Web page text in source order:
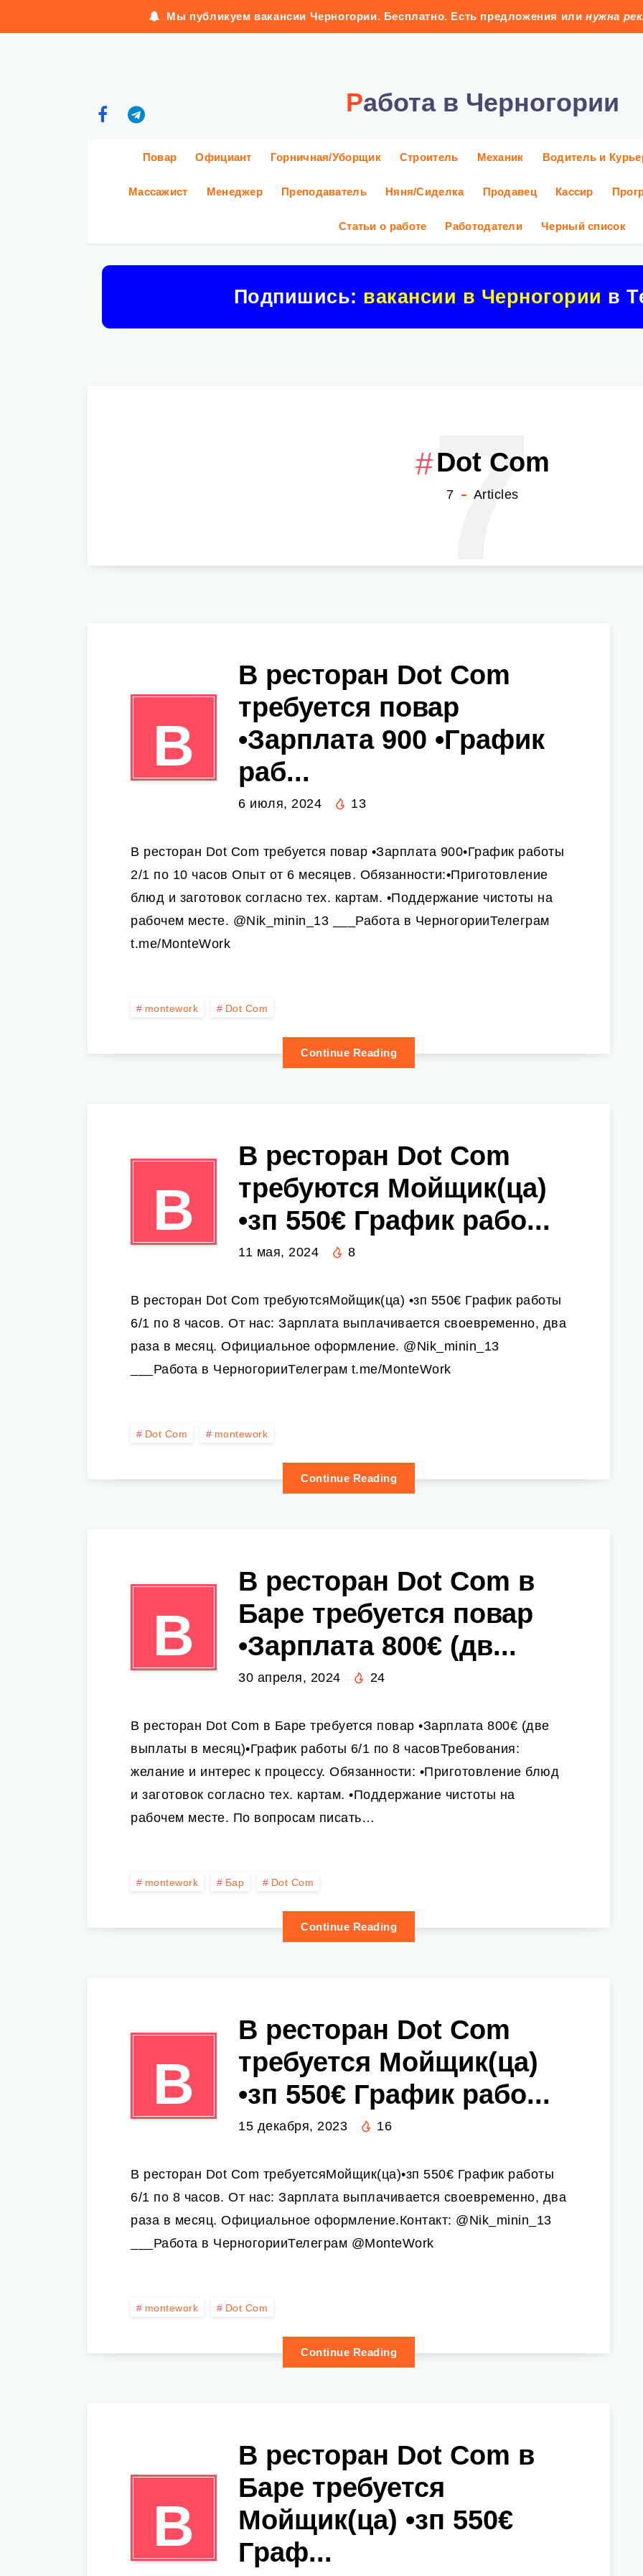
Мы публикуем вакансии Черногории. Бесплатно. Есть предложения или нужна
Работа в Черногории
Повар Официант Горничная/Уборщик Строитель Механик Водитель и
Массажист Менеджер Преподаватель Няня/Сиделка Продавец Кассир
Статьи о работе Работодатели Черный список
Подпишись: вакансии в Черногории в
Dot Com
7 Articles
7
В
В ресторан Dot Com
требуется повар
•Зарплата 900 •График
раб...
6 июля, 2024 13
В ресторан Dot Com требуется повар •Зарплата 900•График работы
2/1 по 10 часов Опыт от 6 месяцев. Обязанности:•Приготовление
блюд и заготовок согласно тех. картам. •Поддержание чистоты на
рабочем месте. @Nik_minin_13 ___Работа в ЧерногорииТелеграм
t.me/MonteWork
montework Dot Com
Continue Reading
В
В ресторан Dot Com
требуются Мойщик(ца)
•зп 550€ График рабо...
11 мая, 2024 8
В ресторан Dot Com требуютсяМойщик(ца) •зп 550€ График работы
6/1 по 8 часов. От нас: Зарплата выплачивается своевременно, два
раза в месяц. Официальное оформление. @Nik_minin_13
___Работа в ЧерногорииТелеграм t.me/MonteWork
Dot Com montework
Continue Reading
В
В ресторан Dot Com в
Баре требуется повар
•Зарплата 800€ (дв...
30 апреля, 2024 24
В ресторан Dot Com в Баре требуется повар •Зарплата 800€ (две
выплаты в месяц)•График работы 6/1 по 8 часовТребования:
желание и интерес к процессу. Обязанности: •Приготовление блюд
и заготовок согласно тех. картам. •Поддержание чистоты на
рабочем месте. По вопросам писать…
montework Бар Dot Com
Continue Reading
В
В ресторан Dot Com
требуется Мойщик(ца)
•зп 550€ График рабо...
15 декабря, 2023 16
В ресторан Dot Com требуетсяМойщик(ца)•зп 550€ График работы
6/1 по 8 часов. От нас: Зарплата выплачивается своевременно, два
раза в месяц. Официальное оформление.Контакт: @Nik_minin_13
___Работа в ЧерногорииТелеграм @MonteWork
montework Dot Com
Continue Reading
В
В ресторан Dot Com в
Баре требуется
Мойщик(ца) •зп 550€
Граф...